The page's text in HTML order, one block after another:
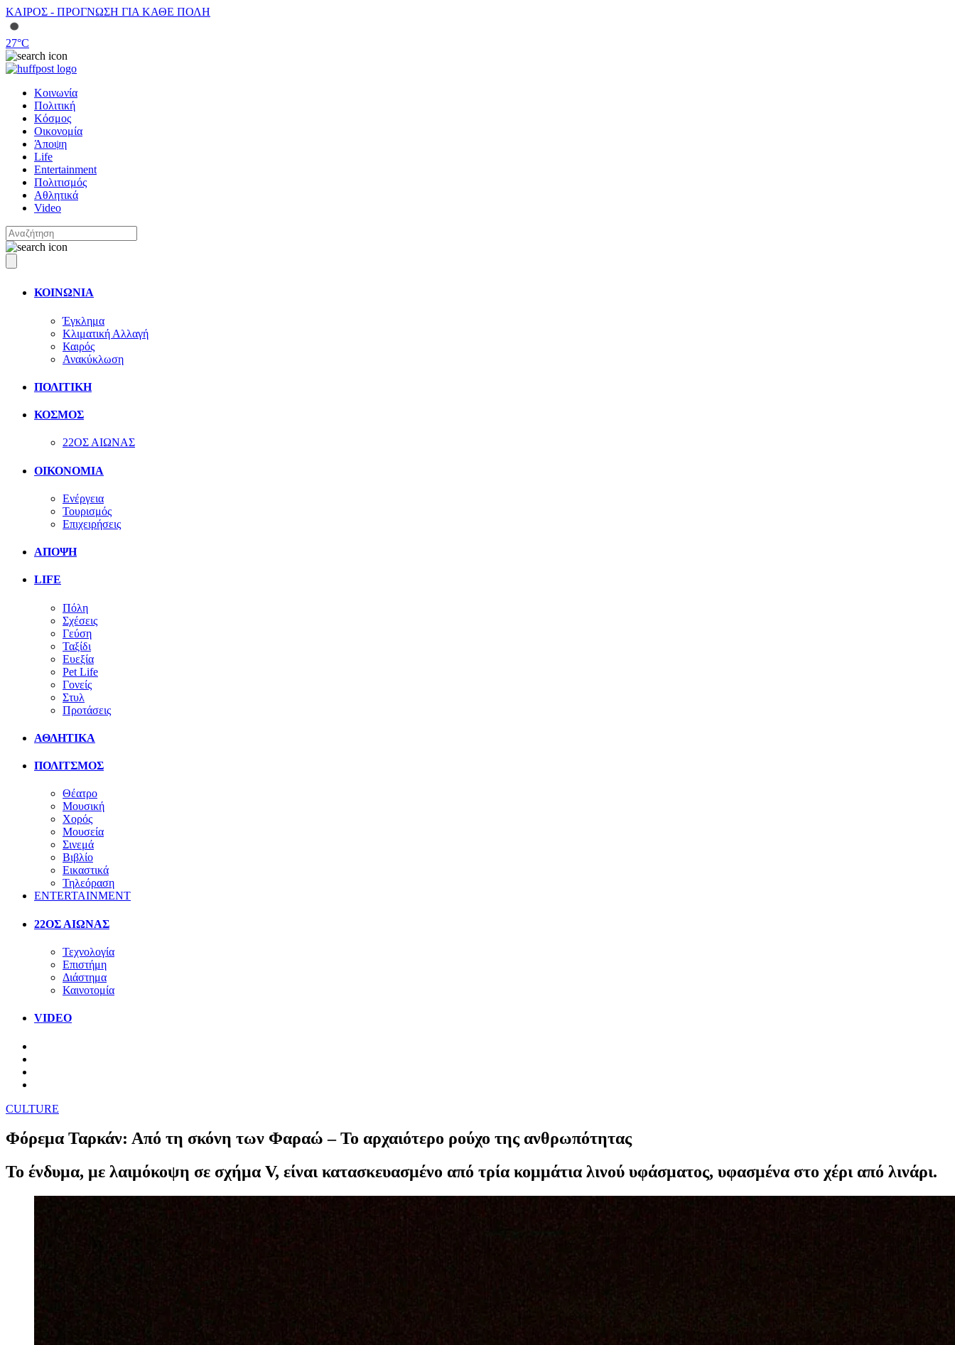
ΚΑΙΡΟΣ - ΠΡΟΓΝΩΣΗ ΓΙΑ ΚΑΘΕ ΠΟΛΗ
27°C
Κοινωνία
Πολιτική
Κόσμος
Οικονομία
Άποψη
Life
Entertainment
Πολιτισμός
Αθλητικά
Video
ΚΟΙΝΩΝΙΑ
Έγκλημα
Κλιματική Αλλαγή
Καιρός
Ανακύκλωση
ΠΟΛΙΤΙΚΗ
ΚΟΣΜΟΣ
22ΟΣ ΑΙΩΝΑΣ
ΟΙΚΟΝΟΜΙΑ
Ενέργεια
Τουρισμός
Επιχειρήσεις
ΑΠΟΨΗ
LIFE
Πόλη
Σχέσεις
Γεύση
Ταξίδι
Ευεξία
Pet Life
Γονείς
Στυλ
Προτάσεις
ΑΘΛΗΤΙΚΑ
ΠΟΛΙΤΣΜΟΣ
Θέατρο
Μουσική
Χορός
Μουσεία
Σινεμά
Βιβλίο
Εικαστικά
Τηλεόραση
ENTERTAINMENT
22ΟΣ ΑΙΩΝΑΣ
Τεχνολογία
Επιστήμη
Διάστημα
Καινοτομία
VIDEO
CULTURE
Φόρεμα Ταρκάν: Από τη σκόνη των Φαραώ – Το αρχαιότερο ρούχο της ανθρωπότητας
Το ένδυμα, με λαιμόκοψη σε σχήμα V, είναι κατασκευασμένο από τρία κομμάτια λινού υφάσματος, υφασμένα στο χέρι από λινάρι.